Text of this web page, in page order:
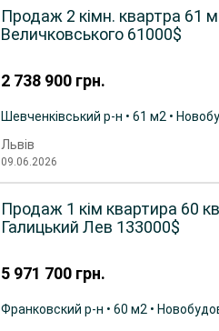
2 738 900 грн.
Продаж 2 кімн. квартра 61
Величковського 61000$
Шевченківський р-н • 61 м2 •
Львів
09.06.2026
5 971 700 грн.
Продаж 1 кім квартира 60
Галицький Лев 133000$
Франковский р-н • 60 м2 •